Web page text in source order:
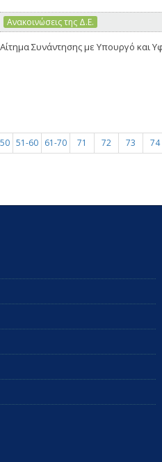
Ανακοινώσεις της Δ.Ε.
Αίτημα Συνάντησης με Υπουργό και
51-60 61-70 71 72 73 74